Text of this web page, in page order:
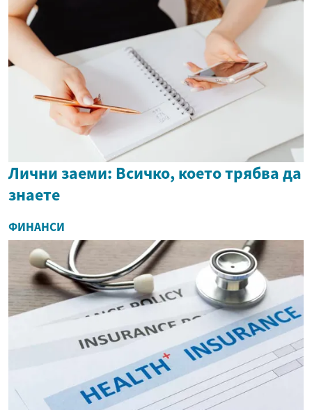
Лични заеми: Всичко, което трябва да
знаете
ФИНАНСИ